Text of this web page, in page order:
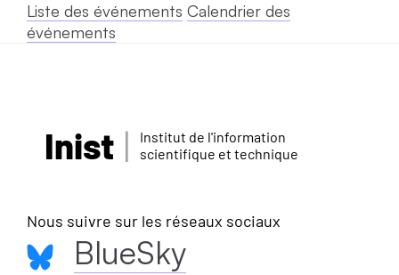
Liste des événements Calendrier des
événements
Inist
Institut de l'information
scientifique et technique
Nous suivre sur les réseaux sociaux
BlueSky